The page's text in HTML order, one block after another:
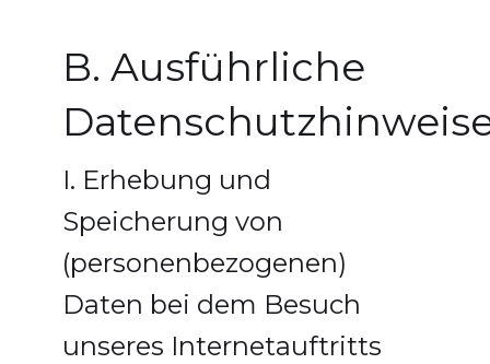
B. Ausführliche
I. Erhebung und
Speicherung von
(personenbezogenen)
Daten bei dem Besuch
unseres Internetauftritts